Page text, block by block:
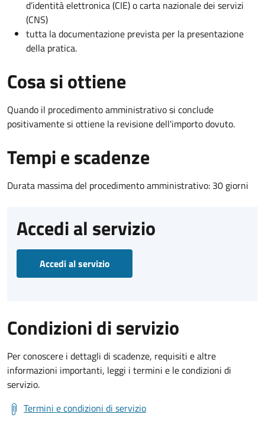
d’identità elettronica (CIE) o carta nazionale dei servizi
(CNS)
tutta la documentazione prevista per la presentazione
della pratica.
Cosa si ottiene
Quando il procedimento amministrativo si conclude
positivamente si ottiene la revisione dell'importo dovuto.
Tempi e scadenze
Durata massima del procedimento amministrativo: 30 giorni
Accedi al servizio
Accedi al servizio
Condizioni di servizio
Per conoscere i dettagli di scadenze, requisiti e altre
informazioni importanti, leggi i termini e le condizioni di
servizio.
Termini e condizioni di servizio